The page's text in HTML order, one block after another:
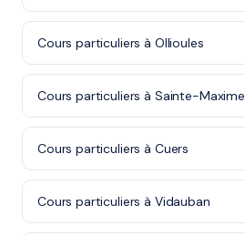
Cours particuliers à Ollioules
Cours particuliers à Sainte-Maxime
Cours particuliers à Cuers
Cours particuliers à Vidauban